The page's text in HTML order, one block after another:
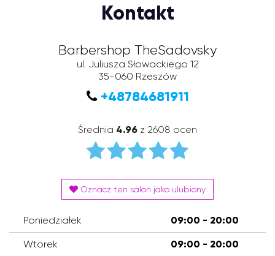
Kontakt
Barbershop TheSadovsky
ul. Juliusza Słowackiego 12
35-060 Rzeszów
+48784681911
Średnia 4.96 z 2608 ocen
Oznacz ten salon jako ulubiony
Poniedziałek 09:00 - 20:00
Wtorek 09:00 - 20:00